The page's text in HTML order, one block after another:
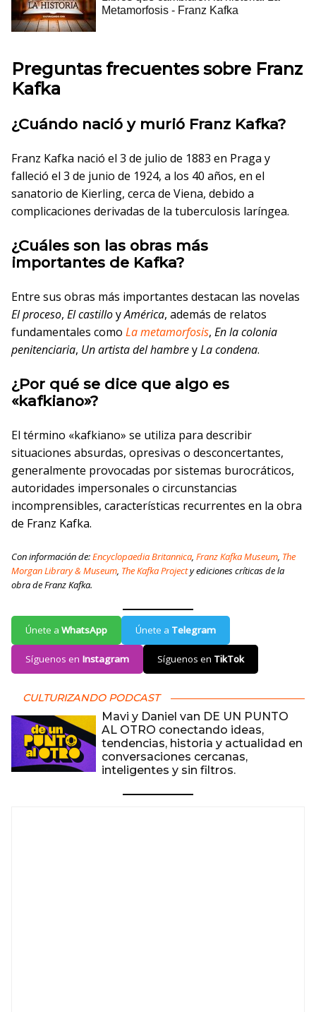
Preguntas frecuentes sobre Franz
Kafka
¿Cuándo nació y murió Franz Kafka?
Franz Kafka nació el 3 de julio de 1883 en Praga y
falleció el 3 de junio de 1924, a los 40 años, en el
sanatorio de Kierling, cerca de Viena, debido a
complicaciones derivadas de la tuberculosis laríngea.
¿Cuáles son las obras más
importantes de Kafka?
Entre sus obras más importantes destacan las novelas
El proceso, El castilloyAmérica, además de relatos
fundamentales como La metamorfosis, En la colonia
penitenciaria, Un artista del hambreyLa condena.
¿Por qué se dice que algo es
«kafkiano»?
El término «kafkiano» se utiliza para describir
situaciones absurdas, opresivas o desconcertantes,
generalmente provocadas por sistemas burocráticos,
autoridades impersonales o circunstancias
incomprensibles, características recurrentes en la obra
de Franz Kafka.
Con información de:Encyclopaedia Britannica, Franz Kafka Museum, The
Morgan Library & Museum, The Kafka Projecty ediciones críticas de la
obra de Franz Kafka.
Únete a WhatsApp Únete a Telegram
Síguenos en Instagram Síguenos en TikTok
CULTURIZANDO PODCAST
Mavi y Daniel van DE UN PUNTO
AL OTRO conectando ideas,
tendencias, historia y actualidad en
conversaciones cercanas,
inteligentes y sin filtros.